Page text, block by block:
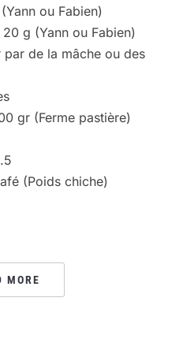
ou Fabien)
20 g (Yann ou Fabien)
de la mâche ou des
gr (Ferme pastière)
(Poids chiche)
MORE